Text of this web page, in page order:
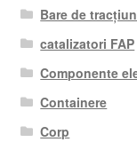
Bare de
catalizatori FAP
Componente
Containere
Corp